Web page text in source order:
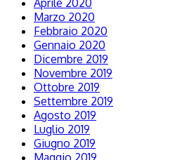
Aprile 2020
Marzo 2020
Febbraio 2020
Gennaio 2020
Dicembre 2019
Novembre 2019
Ottobre 2019
Settembre 2019
Agosto 2019
Luglio 2019
Giugno 2019